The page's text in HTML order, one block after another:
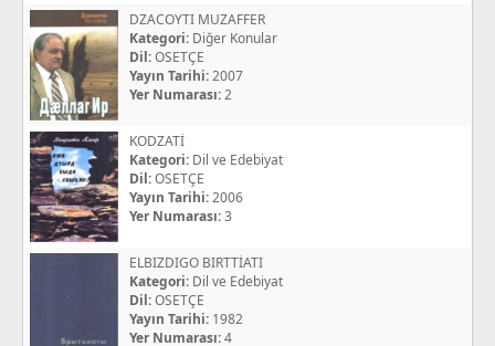
DZACOYTI MUZAFFER
Kategori: Diğer Konular
Dil:OSETÇE
Yayın Tarihi:2007
Yer Numarası:2
KODZATİ
Kategori: Dil ve Edebiyat
Dil:OSETÇE
Yayın Tarihi:2006
Yer Numarası:3
ELBIZDIGO BIRTTİATI
Kategori: Dil ve Edebiyat
Dil:OSETÇE
Yayın Tarihi: 1982
Yer Numarası:4